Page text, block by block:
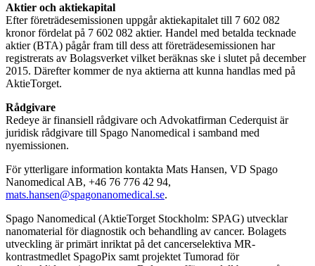
Aktier och aktiekapital
Efter företrädesemissionen uppgår aktiekapitalet till 7 602 082
kronor fördelat på 7 602 082 aktier. Handel med betalda tecknade
aktier (BTA) pågår fram till dess att företrädesemissionen har
registrerats av Bolagsverket vilket beräknas ske i slutet på december
2015. Därefter kommer de nya aktierna att kunna handlas med på
AktieTorget.
Rådgivare
Redeye är finansiell rådgivare och Advokatfirman Cederquist är
juridisk rådgivare till Spago Nanomedical i samband med
nyemissionen.
För ytterligare information kontakta Mats Hansen, VD Spago
Nanomedical AB, +46 76 776 42 94,
mats.hansen@spagonanomedical.se.
Spago Nanomedical (AktieTorget Stockholm: SPAG) utvecklar
nanomaterial för diagnostik och behandling av cancer. Bolagets
utveckling är primärt inriktat på det cancerselektiva MR-
kontrastmedlet SpagoPix samt projektet Tumorad för